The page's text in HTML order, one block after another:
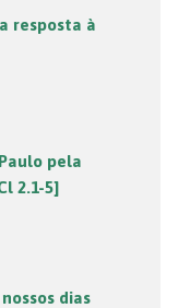
resposta à
pela
2.1-5]
dias